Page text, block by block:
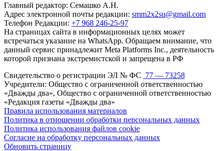
Главный редактор: Семашко А.Н.
Адрес электронной почты редакции: smm2x2su@gmail.com
Телефон Редакции: +7 968 246-25-97
На страницах сайта в информационных целях может
встречаться указание на WhatsApp. Обращаем внимание, что
данный сервис принадлежит Meta Platforms Inc., деятельность
которой признана экстремистской и запрещена в РФ
Свидетельство о регистрации ЭЛ № ФС 77 — 73258
Учредители: Общество с ограниченной ответственностью
«Дважды два», Общество с ограниченной ответственностью
«Редакция газеты «Дважды два»
Правила использования материалов
Политика в отношении обработки персональных данных
Политика использования файлов cookie
Согласие на обработку персональных данных
Обновить страницу